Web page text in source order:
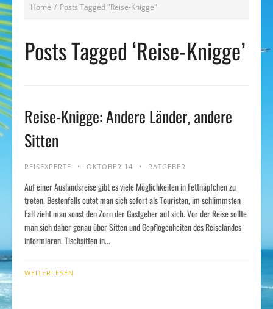
Home / Posts Tagged "Reise-Knigge"
Posts Tagged ‘Reise-Knigge’
Reise-Knigge: Andere Länder, andere
Sitten
REISEXPERTE OKTOBER 14 RATGEBER
Auf einer Auslandsreise gibt es viele Möglichkeiten in Fettnäpfchen zu
treten. Bestenfalls outet man sich sofort als Touristen, im schlimmsten
Fall zieht man sonst den Zorn der Gastgeber auf sich. Vor der Reise sollte
man sich daher genau über Sitten und Gepflogenheiten des Reiselandes
informieren. Tischsitten in...
WEITERLESEN